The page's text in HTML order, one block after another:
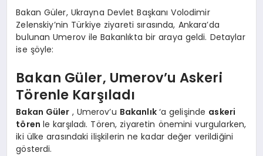
Bakan Güler, Ukrayna Devlet Başkanı Volodimir
Zelenskiy’nin Türkiye ziyareti sırasında, Ankara’da
bulunan Umerov ile Bakanlıkta bir araya geldi. Detaylar
ise şöyle:
Bakan Güler, Umerov’u Askeri
Törenle Karşıladı
Bakan Güler , Umerov’u Bakanlık ‘a gelişinde askeri
tören le karşıladı. Tören, ziyaretin önemini vurgularken,
iki ülke arasındaki ilişkilerin ne kadar değer verildiğini
gösterdi.